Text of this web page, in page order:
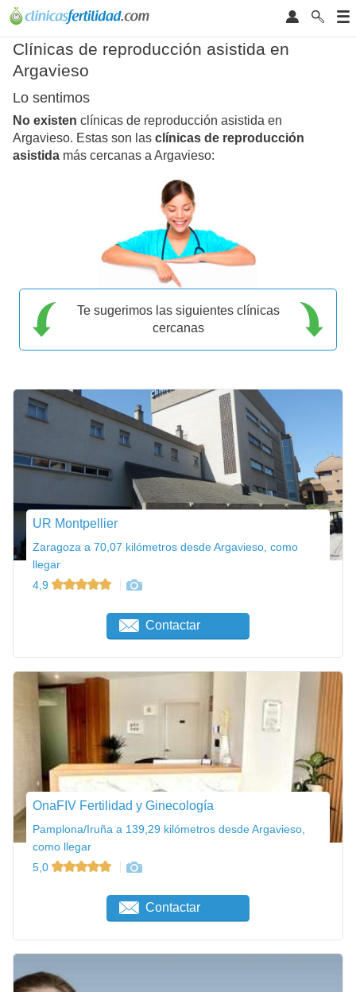
Clínicas de reproducción asistida en
Argavieso
Lo sentimos
No existen clínicas de reproducción asistida en
Argavieso. Estas son las clínicas de reproducción
asistida más cercanas a Argavieso:
Te sugerimos las siguientes clínicas
cercanas
UR Montpellier
Zaragoza a 70,07 kilómetros desde Argavieso, como
llegar
4,9
Contactar
OnaFIV Fertilidad y Ginecología
Pamplona/Iruña a 139,29 kilómetros desde Argavieso,
como llegar
5,0
Contactar